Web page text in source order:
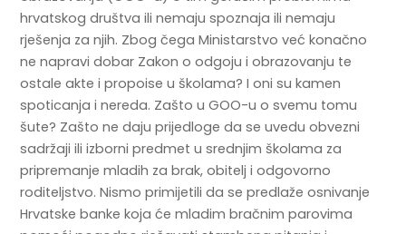
hrvatskog društva ili nemaju spoznaja ili nemaju
rješenja za njih. Zbog čega Ministarstvo već konačno
ne napravi dobar Zakon o odgoju i obrazovanju te
ostale akte i propoise u školama? I oni su kamen
spoticanja i nereda. Zašto u GOO-u o svemu tomu
šute? Zašto ne daju prijedloge da se uvedu obvezni
sadržaji ili izborni predmet u srednjim školama za
pripremanje mladih za brak, obitelj i odgovorno
roditeljstvo. Nismo primijetili da se predlaže osnivanje
Hrvatske banke koja će mladim bračnim parovima